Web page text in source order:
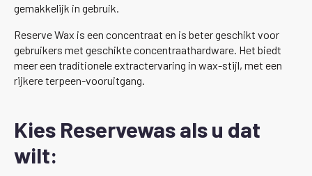
gemakkelijk in gebruik.
Reserve Wax is een concentraat en is beter geschikt voor
gebruikers met geschikte concentraathardware. Het biedt
meer een traditionele extractervaring in wax-stijl, met een
rijkere terpeen-vooruitgang.
Kies Reservewas als u dat
wilt: